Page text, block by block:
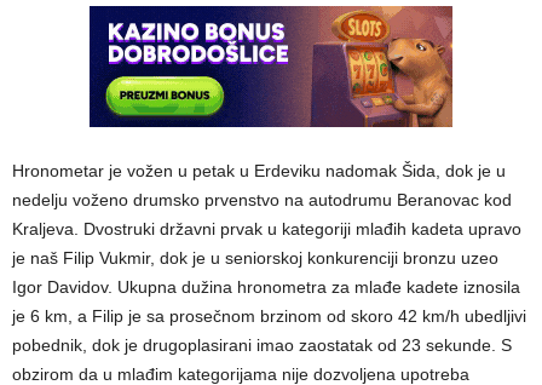
Hronometar je vožen u petak u Erdeviku nadomak Šida, dok je u
nedelju voženo drumsko prvenstvo na autodrumu Beranovac kod
Kraljeva. Dvostruki državni prvak u kategoriji mlađih kadeta upravo
je naš Filip Vukmir, dok je u seniorskoj konkurenciji bronzu uzeo
Igor Davidov. Ukupna dužina hronometra za mlađe kadete iznosila
je 6 km, a Filip je sa prosečnom brzinom od skoro 42 km/h ubedljivi
pobednik, dok je drugoplasirani imao zaostatak od 23 sekunde. S
obzirom da u mlađim kategorijama nije dozvoljena upotreba